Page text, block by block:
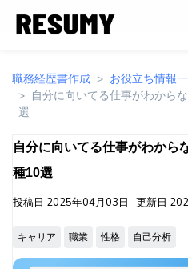
職務経歴書作成
お役立ち情報
自分に向いてる仕事がわから
選
自分に向いてる仕事がわから
種10選
投稿日 2025年04月03日 更新日
キャリア 職業 性格 自己分析